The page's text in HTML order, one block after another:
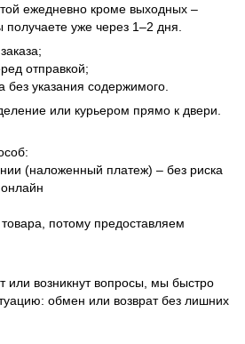
ежедневно кроме выходных –
получаете уже через 1–2 дня.
отправкой;
указания содержимого.
или курьером прямо к двери.
(наложенный платеж) – без риска
потому предоставляем
или возникнут вопросы, мы быстро
обмен или возврат без лишних